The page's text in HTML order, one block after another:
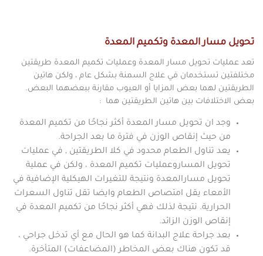
تحويل مسار المعدة وتكميم المعدة
تعد عمليات تحويل مسار المعدة وعمليات تكميم المعدة طريقتين
مختلفتين تستخدمان في علاج السمنة بشكل عام ، ولكن هاتين
الطريقتين لهما بعض المزايا أو العيوب مقارنة ببعضهما البعض.
بعض الاختلافات بين هاتين الطريقتين هما :
وجد ان تحويل مسار المعدة أكثر نجاحًا من تكميم المعدة
من حيث إنقاص الوزن في فترة ما بعد الجراحة.
يعد تناول الطعام محدود في كلا الطريقتين , في عمليات
تحويل المساروعمليات تكميم المعدة ، ولكن في عملية
تحويل مسارالمعدة ونتيجة للتغيرات الهيكلية الإضافية في
الأمعاء يقل امتصاص الطعام وايضا تقل تناول السعرات
الحرارية. نتيجة لذلك فهي أكثر نجاحًا من تكميم المعدة في
إنقاص الوزن الزائد.
بعد جراحة علاج البدانة كما هو الحال مع أي تدخل جراحي ،
قد تكون هناك بعض المخاطر (المضاعفات) المتأخرة.